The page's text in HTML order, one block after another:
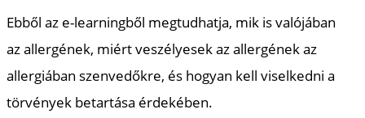
Ebből az e-learningből megtudhatja, mik is valójában
az allergének, miért veszélyesek az allergének az
allergiában szenvedőkre, és hogyan kell viselkedni a
törvények betartása érdekében.